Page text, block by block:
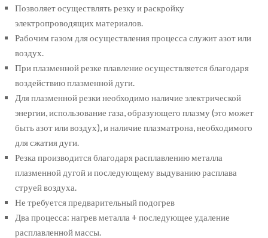
Позволяет осуществлять резку и раскройку
электропроводящих материалов.
Рабочим газом для осуществления процесса служит азот или
воздух.
При плазменной резке плавление осуществляется благодаря
воздействию плазменной дуги.
Для плазменной резки необходимо наличие электрической
энергии, использование газа, образующего плазму (это может
быть азот или воздух), и наличие плазматрона, необходимого
для сжатия дуги.
Резка производится благодаря расплавлению металла
плазменной дугой и последующему выдуванию расплава
струей воздуха.
Не требуется предварительный подогрев
Два процесса: нагрев металла + последующее удаление
расплавленной массы.